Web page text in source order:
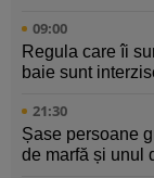
09:00
Regula care îi
baie sunt
21:30
Șase persoane
de marfă și unul